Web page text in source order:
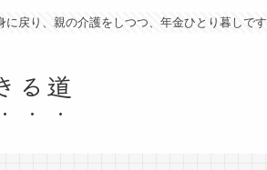
戻り、親の介護をしつつ、年金ひとり暮しです
る道